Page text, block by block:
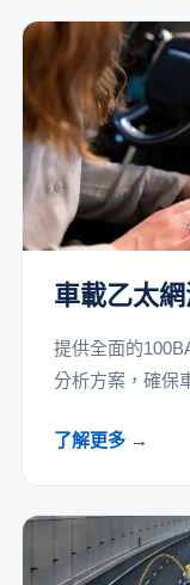
車載乙太
提供全面的
分析方案，確保
了解更多 →